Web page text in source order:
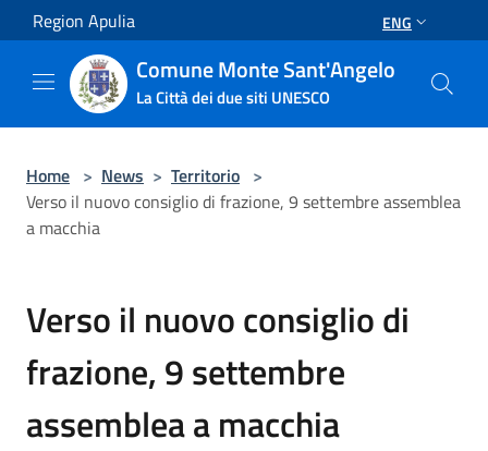
Salta al contenuto principale
Region Apulia ENG
Comune Monte Sant'Angelo
La Città dei due siti UNESCO
Home > News > Territorio >
Verso il nuovo consiglio di frazione, 9 settembre assemblea
a macchia
Verso il nuovo consiglio di
frazione, 9 settembre
assemblea a macchia